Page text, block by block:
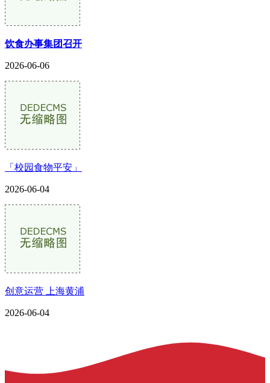
饮食办事集团召开
2026-06-06
「校园食物平安」
2026-06-04
创意运营 上海黄浦
2026-06-04